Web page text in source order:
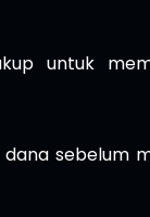
untuk
sebelum